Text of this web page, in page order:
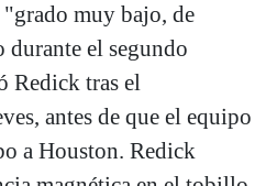
muy bajo, de
el segundo
Redick tras el
antes de que el equipo
a Houston. Redick